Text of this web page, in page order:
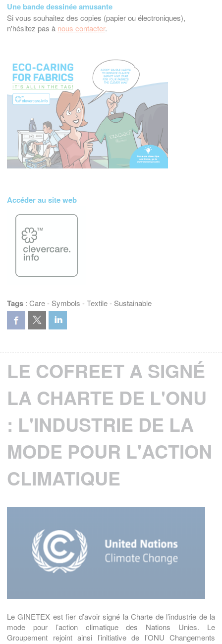
Une bande dessinée amusante
Si vous souhaitez des copies (papier ou électroniques),
n'hésitez pas à nous contacter.
Accéder au site web
Tags : Care- Symbols -Textile- Sustainable
LE COFREET A SIGNÉ
LA CHARTE DE L'ONU
: L'INDUSTRIE DE LA
MODE POUR L'ACTION
CLIMATIQUE
Le GINETEX est fier d’avoir signé la Charte de l’industrie de la
mode pour l’action climatique des Nations Unies. Le
Groupement rejoint ainsi l’initiative de l’ONU Changements